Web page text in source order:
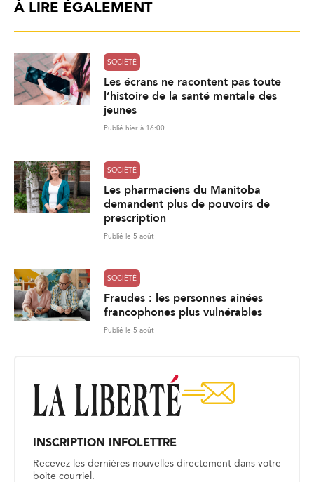
À LIRE ÉGALEMENT
SOCIÉTÉ
Les écrans ne racontent pas toute
l’histoire de la santé mentale des
jeunes
Publié hier à 16:00
SOCIÉTÉ
Les pharmaciens du Manitoba
demandent plus de pouvoirs de
prescription
Publié le 5 août
SOCIÉTÉ
Fraudes : les personnes ainées
francophones plus vulnérables
Publié le 5 août
INSCRIPTION INFOLETTRE
Recevez les dernières nouvelles directement dans votre
boite courriel.